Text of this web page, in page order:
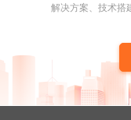
解决方案、技术搭